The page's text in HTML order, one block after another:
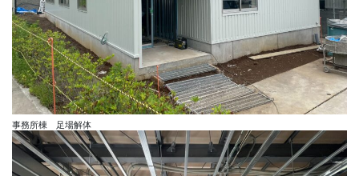
事務所棟 足場解体